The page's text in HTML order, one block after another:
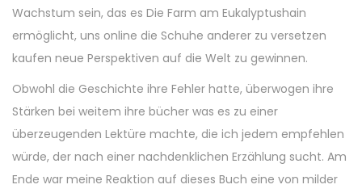
Wachstum sein, das es Die Farm am Eukalyptushain
ermöglicht, uns online die Schuhe anderer zu versetzen
kaufen neue Perspektiven auf die Welt zu gewinnen.
Obwohl die Geschichte ihre Fehler hatte, überwogen ihre
Stärken bei weitem ihre bücher was es zu einer
überzeugenden Lektüre machte, die ich jedem empfehlen
würde, der nach einer nachdenklichen Erzählung sucht. Am
Ende war meine Reaktion auf dieses Buch eine von milder